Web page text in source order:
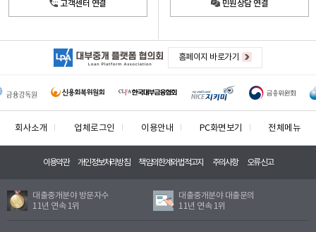
고객센터 연결 민원상담 연결
홈페이지 바로가기
회사소개 업체로그인 이용안내 PC화면보기 전체메뉴
이용약관 개인정보처리방침 책임의한계와법적고지 주의사항 오류신고
대출중개분야 방문자수
11년 연속 1위
대출중개분야 대출문의
11년 연속 1위